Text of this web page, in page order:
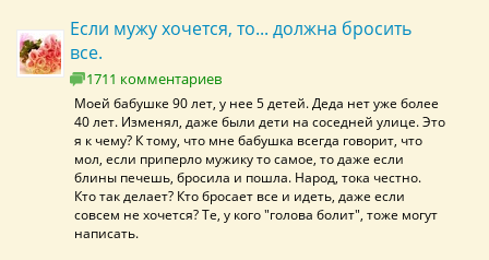
Если мужу хочется, то... должна бросить
все.
1711 комментариев
Моей бабушке 90 лет, у нее 5 детей. Деда нет уже более
40 лет. Изменял, даже были дети на соседней улице. Это
я к чему? К тому, что мне бабушка всегда говорит, что
мол, если приперло мужику то самое, то даже если
блины печешь, бросила и пошла. Народ, тока честно.
Кто так делает? Кто бросает все и идеть, даже если
совсем не хочется? Те, у кого "голова болит", тоже могут
написать.